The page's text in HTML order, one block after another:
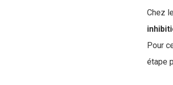
Chez
Pour
étape